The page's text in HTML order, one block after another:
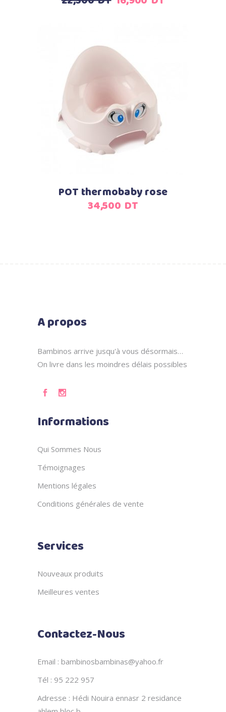
22,500
DT.
Ajouter au panier
POT thermobaby rose
34,500 DT
A propos
Bambinos arrive jusqu'à vous désormais…
On livre dans les moindres délais possibles
Informations
Qui Sommes Nous
Témoignages
Mentions légales
Conditions générales de vente
Services
Nouveaux produits
Meilleures ventes
Contactez-Nous
Email : bambinosbambinas@yahoo.fr
Tél : 95 222 957
Adresse : Hédi Nouira ennasr 2 residance